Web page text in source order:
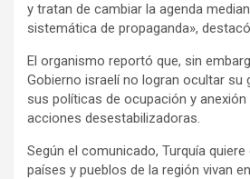
y tratan de cambiar la agenda
sistemática de propaganda»,
El organismo reportó que, sin
Gobierno israelí no logran ocultar su
sus políticas de ocupación y anexión
acciones desestabilizadoras.
Según el comunicado, Turquía
países y pueblos de la región vivan